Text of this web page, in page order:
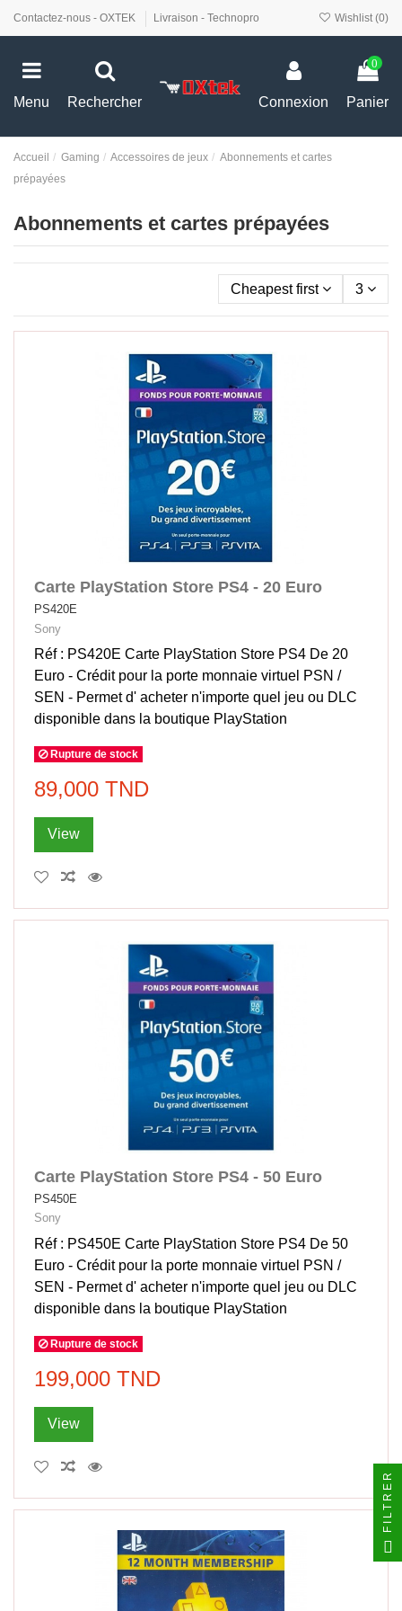
Contactez-nous - OXTEK Livraison - Technopro Wishlist (0)
Menu Rechercher Connexion
0
Panier
Accueil Gaming Accessoires de jeux
Abonnements et cartes
prépayées
Abonnements et cartes prépayées
Cheapest first 3
Carte PlayStation Store PS4 - 20 Euro
PS420E
Sony
Réf : PS420E Carte PlayStation Store PS4 De 20
Euro - Crédit pour la porte monnaie virtuel PSN /
SEN - Permet d' acheter n'importe quel jeu ou DLC
disponible dans la boutique PlayStation
Rupture de stock
89,000 TND
View
Carte PlayStation Store PS4 - 50 Euro
PS450E
Sony
Réf : PS450E Carte PlayStation Store PS4 De 50
Euro - Crédit pour la porte monnaie virtuel PSN /
SEN - Permet d' acheter n'importe quel jeu ou DLC
disponible dans la boutique PlayStation
Rupture de stock
199,000 TND
View
FILTRER